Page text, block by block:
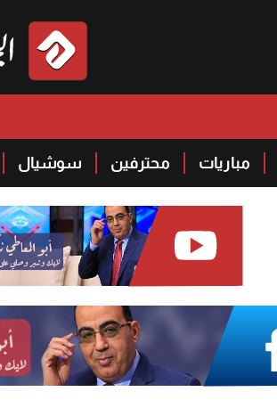
مباريات محترفين سوشيال